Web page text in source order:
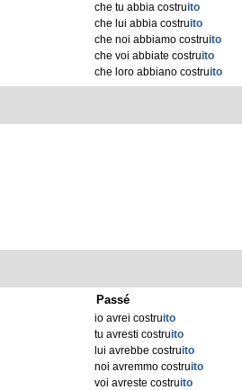
che tu abbia costruito
che lui abbia costruito
che noi abbiamo costruito
che voi abbiate costruito
che loro abbiano costruito
Passé
io avrei costruito
tu avresti costruito
lui avrebbe costruito
noi avremmo costruito
voi avreste costruito